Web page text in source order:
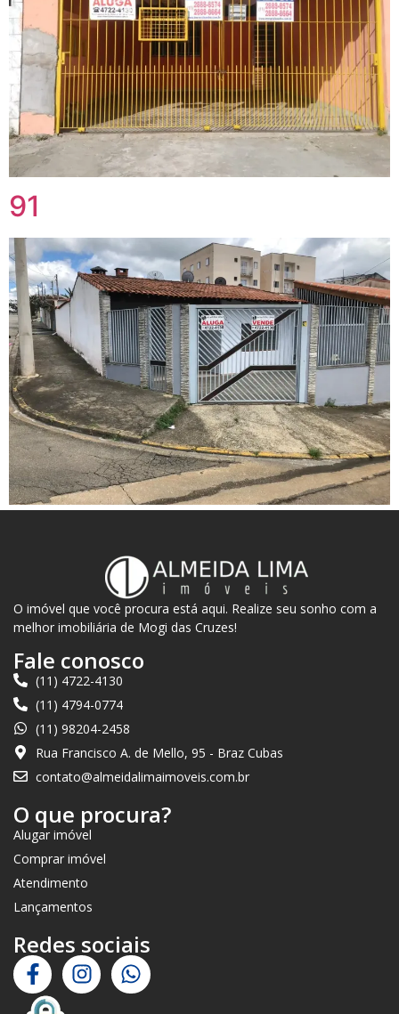
91
O imóvel que você procura está aqui. Realize seu sonho com a
melhor imobiliária de Mogi das Cruzes!
Fale conosco
(11) 4722-4130
(11) 4794-0774
(11) 98204-2458
Rua Francisco A. de Mello, 95 - Braz Cubas
contato@almeidalimaimoveis.com.br
O que procura?
Alugar imóvel
Comprar imóvel
Atendimento
Lançamentos
Redes sociais